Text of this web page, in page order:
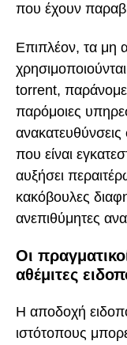
που έχουν
Επιπλέον, τα μη
torrent,
παρόμοιες
ανακατευθύνσεις
που είναι
αυξήσει
κακόβουλες
ανεπιθύμητες
Οι
αθέμιτες
Η αποδοχή
ιστότοπους